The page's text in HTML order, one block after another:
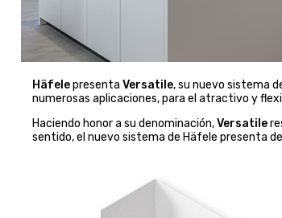
Häfelepresenta Versatile, su nuevo sistema
numerosas aplicaciones, para el atractivo y
Haciendo honor a su denominación,Versatile
sentido, el nuevo sistema de Häfele presenta